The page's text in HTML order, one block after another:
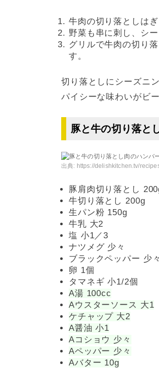
牛肉の切り落としは
野菜も串に刺し、シ
グリルで牛肉の切り
す。
切り落としにシーズニ
パイシーな味わいがビ
豚と牛の切り落と
出典: https://delishkitchen.tv/
豚肩肉切り落とし
牛切り落とし 200g
生パン粉 150g
牛乳 大2
塩 小1／3
ナツメグ 少々
ブラックペッパー 少々
卵 1個
タマネギ 小1/2個
A湯 100cc
Aウスターソース 大1
ケチャップ 大2
A醤油 小1
Aコショウ 少々
Aペッパー 少々
Aバター 10g